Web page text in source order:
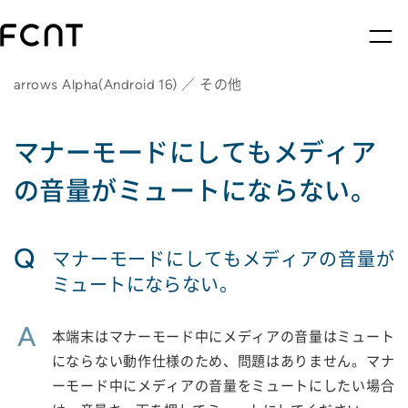
arrows Alpha(Android 16) ／ その他
マナーモードにしてもメディア
の音量がミュートにならない。
Q
マナーモードにしてもメディアの音量が
ミュートにならない。
A
本端末はマナーモード中にメディアの音量はミュート
にならない動作仕様のため、問題はありません。マナ
ーモード中にメディアの音量をミュートにしたい場合